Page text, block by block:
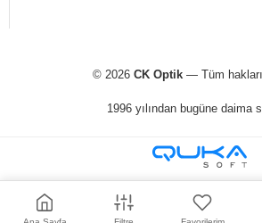
© 2026 CK Optik— Tüm hakları
1996 yılından bugüne daima